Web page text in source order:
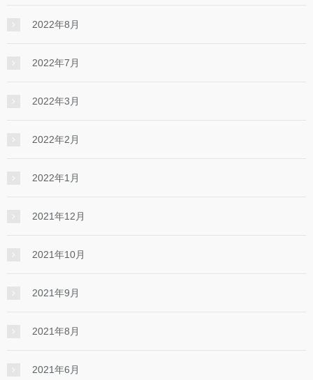
2022年8月
2022年7月
2022年3月
2022年2月
2022年1月
2021年12月
2021年10月
2021年9月
2021年8月
2021年6月